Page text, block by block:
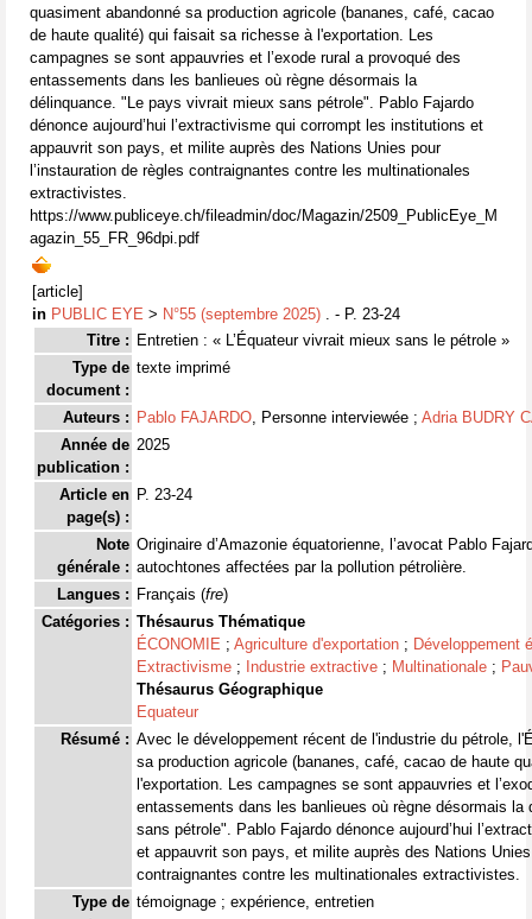
quasiment abandonné sa production agricole (bananes, café, cacao
de haute qualité) qui faisait sa richesse à l'exportation. Les
campagnes se sont appauvries et l’exode rural a provoqué des
entassements dans les banlieues où règne désormais la
délinquance. "Le pays vivrait mieux sans pétrole". Pablo Fajardo
dénonce aujourd’hui l’extractivisme qui corrompt les institutions et
appauvrit son pays, et milite auprès des Nations Unies pour
l’instauration de règles contraignantes contre les multinationales
extractivistes.
https://www.publiceye.ch/fileadmin/doc/Magazin/2509_PublicEye_M
agazin_55_FR_96dpi.pdf
[article]
in PUBLIC EYE > N°55 (septembre 2025) . - P. 23-24
Titre : Entretien : « L’Équateur vivrait mieux sans le pétrole »
Type de
document :
texte imprimé
Auteurs : Pablo FAJARDO, Personne interviewée ; Adria BUDRY
Année de
publication :
2025
Article en
page(s) :
P. 23-24
Note
générale :
Originaire d’Amazonie équatorienne, l’avocat Pablo
autochtones affectées par la pollution pétrolière.
Langues : Français (fre)
Catégories : Thésaurus Thématique
ÉCONOMIE ; Agriculture d'exportation ; Développement
Extractivisme ; Industrie extractive ; Multinationale ;
Thésaurus Géographique
Equateur
Résumé : Avec le développement récent de l'industrie du pétrole,
sa production agricole (bananes, café, cacao de haute
l'exportation. Les campagnes se sont appauvries et
entassements dans les banlieues où règne désormais
sans pétrole". Pablo Fajardo dénonce aujourd’hui
et appauvrit son pays, et milite auprès des Nations
contraignantes contre les multinationales extractivistes.
Type de témoignage ; expérience, entretien